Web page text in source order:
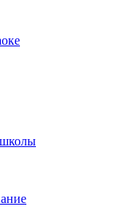
школы